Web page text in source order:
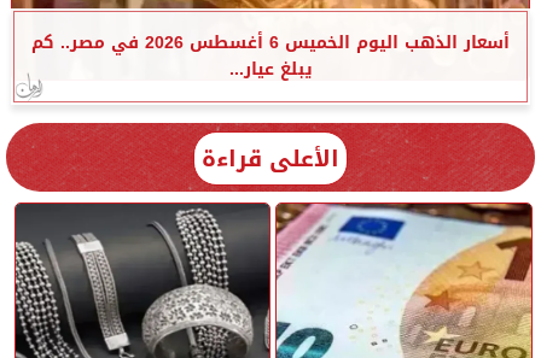
أسعار الذهب اليوم الخميس 6 أغسطس 2026 في مصر.. كم
يبلغ عيار...
الأعلى قراءة